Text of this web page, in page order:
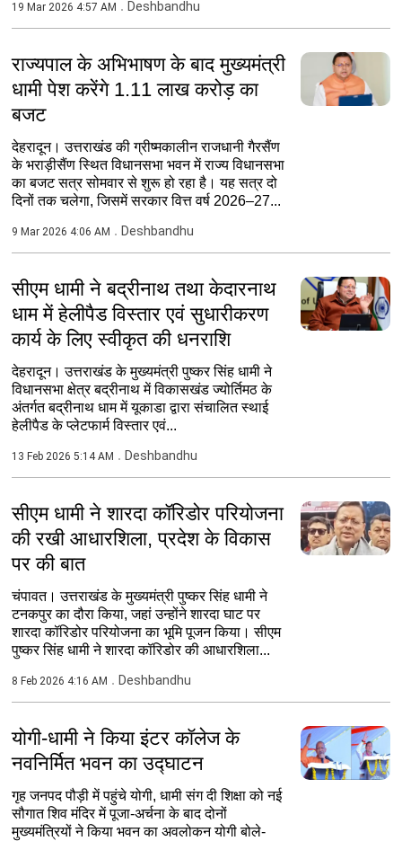
19 Mar 2026 4:57 AM Deshbandhu
राज्यपाल के अभिभाषण के बाद मुख्यमंत्री
धामी पेश करेंगे 1.11 लाख करोड़ का
बजट
देहरादून। उत्तराखंड की ग्रीष्मकालीन राजधानी गैरसैंण
के भराड़ीसैंण स्थित विधानसभा भवन में राज्य विधानसभा
का बजट सत्र सोमवार से शुरू हो रहा है। यह सत्र दो
दिनों तक चलेगा, जिसमें सरकार वित्त वर्ष 2026–27...
9 Mar 2026 4:06 AM Deshbandhu
सीएम धामी ने बद्रीनाथ तथा केदारनाथ
धाम में हेलीपैड विस्तार एवं सुधारीकरण
कार्य के लिए स्वीकृत की धनराशि
देहरादून। उत्तराखंड के मुख्यमंत्री पुष्कर सिंह धामी ने
विधानसभा क्षेत्र बद्रीनाथ में विकासखंड ज्योर्तिमठ के
अंतर्गत बद्रीनाथ धाम में यूकाडा द्वारा संचालित स्थाई
हेलीपैड के प्लेटफार्म विस्तार एवं...
13 Feb 2026 5:14 AM Deshbandhu
सीएम धामी ने शारदा कॉरिडोर परियोजना
की रखी आधारशिला, प्रदेश के विकास
पर की बात
चंपावत। उत्तराखंड के मुख्यमंत्री पुष्कर सिंह धामी ने
टनकपुर का दौरा किया, जहां उन्होंने शारदा घाट पर
शारदा कॉरिडोर परियोजना का भूमि पूजन किया। सीएम
पुष्कर सिंह धामी ने शारदा कॉरिडोर की आधारशिला...
8 Feb 2026 4:16 AM Deshbandhu
योगी-धामी ने किया इंटर कॉलेज के
नवनिर्मित भवन का उद्घाटन
गृह जनपद पौड़ी में पहुंचे योगी, धामी संग दी शिक्षा को नई
सौगात शिव मंदिर में पूजा-अर्चना के बाद दोनों
मुख्यमंत्रियों ने किया भवन का अवलोकन योगी बोले-